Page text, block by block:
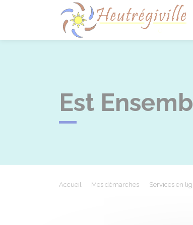
Est
Accueil Mes démarches Services en